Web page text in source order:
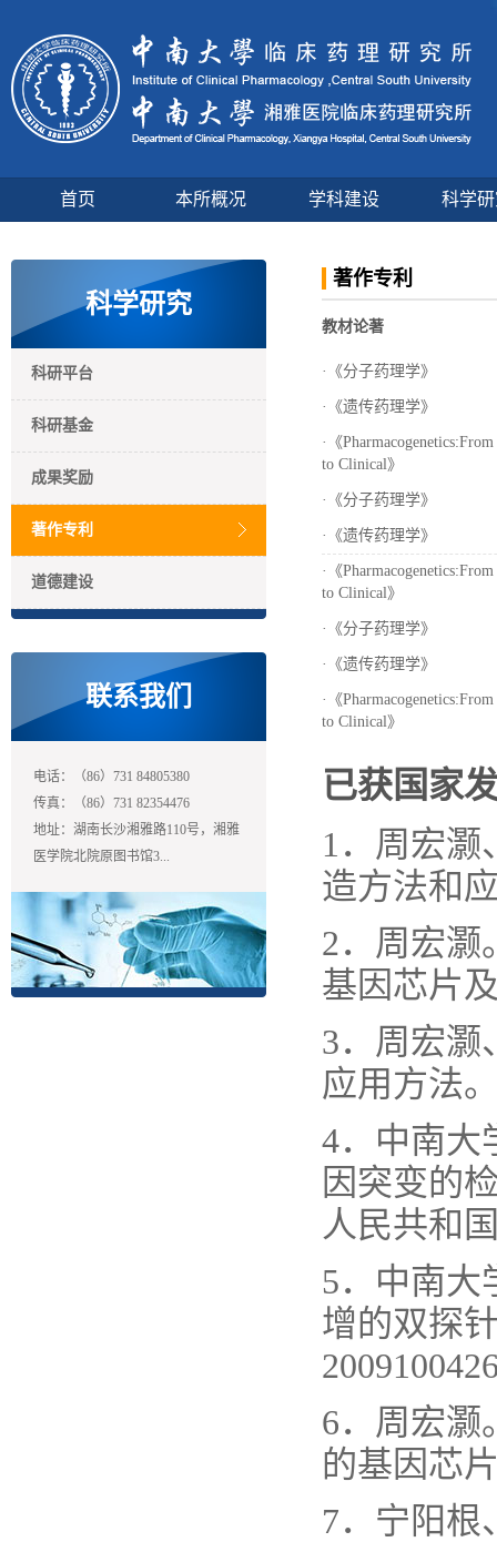
首页 本所概况 学科建设 科学
科学研究
科研平台
科研基金
成果奖励
著作专利
道德建设
联系我们
电话：（86）731 84805380
传真：（86）731 82354476
地址：湖南长沙湘雅路110号，湘雅
医学院北院原图书馆3...
著作专利
教材论著
· 《分子药理学》
· 《遗传药理学》
· 《
to Clinical》
· 《分子药理学》
· 《遗传药理学》
· 《
to Clinical》
· 《分子药理学》
· 《遗传药理学》
· 《
to Clinical》
已获国家
1．周宏灏
造方法和
2．周宏灏
基因芯片
3．周宏灏
应用方法
4．中南大
因突变的
人民共和
5．中南大
增的双探
6．周宏灏
的基因芯
7．宁阳根